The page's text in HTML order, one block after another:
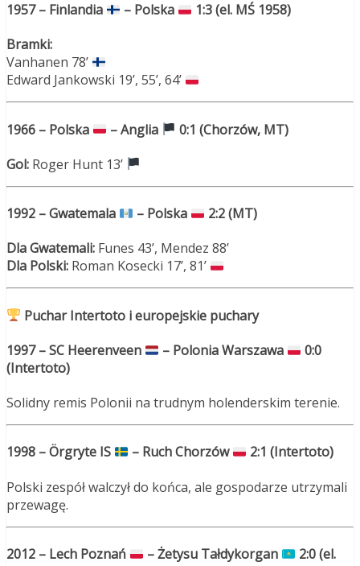
1957 – Finlandia – Polska
1:3 (el. MŚ 1958)
Bramki:
Vanhanen 78’
Edward Jankowski 19’, 55’, 64’
1966 – Polska – Anglia
0:1 (Chorzów, MT)
Gol: Roger Hunt 13’
1992 – Gwatemala – Polska
2:2 (MT)
Dla Gwatemali: Funes 43’, Mendez 88’
Dla Polski: Roman Kosecki 17’, 81’
Puchar Intertoto i europejskie puchary
1997 – SC Heerenveen
– Polonia Warszawa
0:0
(Intertoto)
Solidny remis Polonii na trudnym holenderskim terenie.
1998 – Örgryte IS – Ruch Chorzów
2:1 (Intertoto)
Polski zespół walczył do końca, ale gospodarze utrzymali
przewagę.
2012 – Lech Poznań – Żetysu Tałdykorgan
2:0 (el.